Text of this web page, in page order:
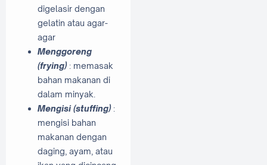
digelasir dengan
gelatin atau agar-
agar
Menggoreng
(frying): memasak
bahan makanan di
dalam minyak.
Mengisi (stuffing):
mengisi bahan
makanan dengan
daging, ayam, atau